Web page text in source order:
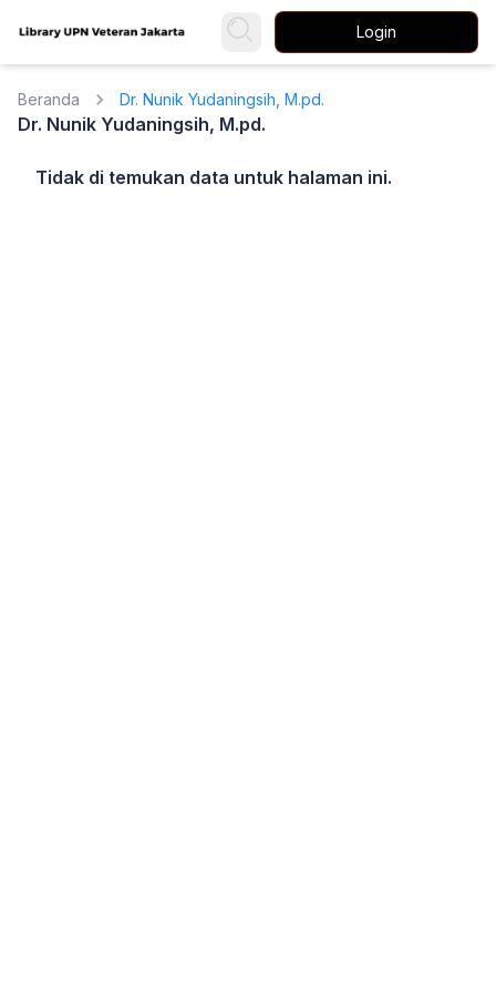
Login
Beranda Dr. Nunik Yudaningsih, M.pd.
Dr. Nunik Yudaningsih, M.pd.
Tidak di temukan data untuk halaman ini.